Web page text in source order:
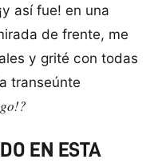
así fue! en una
de frente, me
y grité con todas
transeúnte
EN ESTA